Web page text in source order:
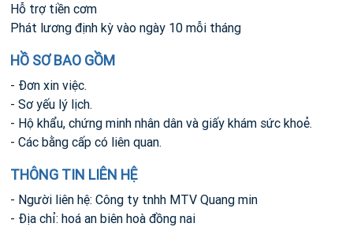
Hỗ trợ tiền cơm
Phát lương định kỳ vào ngày 10 mỗi tháng
HỒ SƠ BAO GỒM
- Đơn xin việc.
- Sơ yếu lý lịch.
- Hộ khẩu, chứng minh nhân dân và giấy khám sức khoẻ.
- Các bằng cấp có liên quan.
THÔNG TIN LIÊN HỆ
- Người liên hệ: Công ty tnhh MTV Quang min
- Địa chỉ: hoá an biên hoà đồng nai